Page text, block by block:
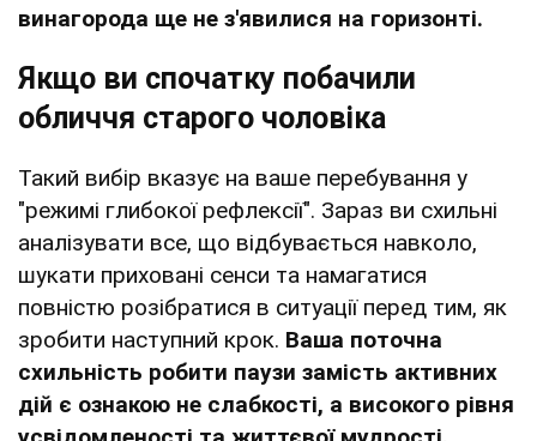
винагорода ще не з'явилися на горизонті.
Якщо ви спочатку побачили
обличчя старого чоловіка
Такий вибір вказує на ваше перебування у
"режимі глибокої рефлексії". Зараз ви схильні
аналізувати все, що відбувається навколо,
шукати приховані сенси та намагатися
повністю розібратися в ситуації перед тим, як
зробити наступний крок. Ваша поточна
схильність робити паузи замість активних
дій є ознакою не слабкості, а високого рівня